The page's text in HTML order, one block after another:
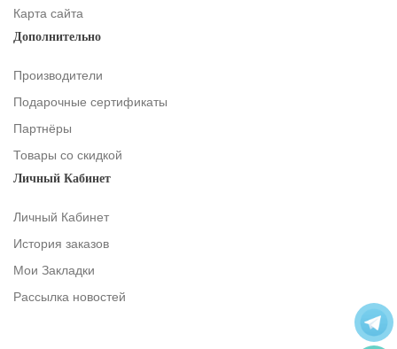
Карта сайта
Дополнительно
Производители
Подарочные сертификаты
Партнёры
Товары со скидкой
Личный Кабинет
Личный Кабинет
История заказов
Мои Закладки
Рассылка новостей